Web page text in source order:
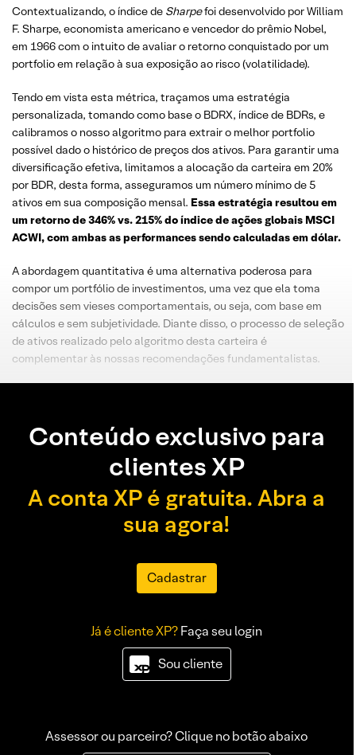
Contextualizando, o índice de Sharpefoi desenvolvido por William
F. Sharpe, economista americano e vencedor do prêmio Nobel,
em 1966 com o intuito de avaliar o retorno conquistado por um
portfolio em relação à sua exposição ao risco (volatilidade).
Tendo em vista esta métrica, traçamos uma estratégia
personalizada, tomando como base o BDRX, índice de BDRs, e
calibramos o nosso algoritmo para extrair o melhor portfolio
possível dado o histórico de preços dos ativos. Para garantir uma
diversificação efetiva, limitamos a alocação da carteira em 20%
por BDR, desta forma, asseguramos um número mínimo de 5
ativos em sua composição mensal. Essa estratégia resultou em
um retorno de 346% vs. 215% do índice de ações globais MSCI
ACWI, com ambas as performances sendo calculadas em dólar.
A abordagem quantitativa é uma alternativa poderosa para
compor um portfólio de investimentos, uma vez que ela toma
decisões sem vieses comportamentais, ou seja, com base em
cálculos e sem subjetividade. Diante disso, o processo de seleção
de ativos realizado pelo algoritmo desta carteira é
complementar às nossas recomendações fundamentalistas.
Conteúdo exclusivo para
clientes XP
A conta XP é gratuita. Abra a
sua agora!
Cadastrar
Já é cliente XP?Faça seu login
Sou cliente
Assessor ou parceiro? Clique no botão abaixo